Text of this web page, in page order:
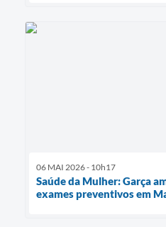
06 MAI 2026 - 10h17
Saúde da Mulher: Garça
exames preventivos em